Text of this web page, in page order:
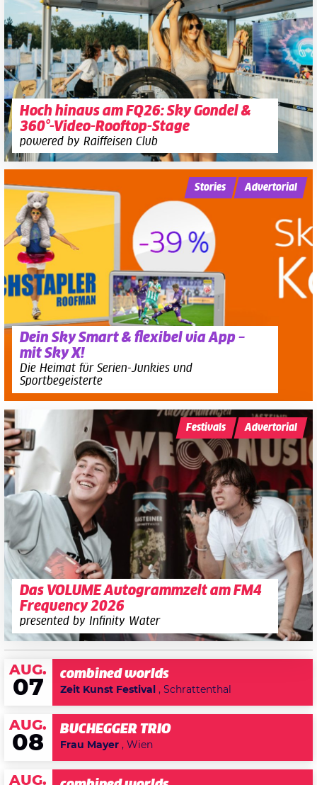
Hoch hinaus am FQ26: Sky Gondel &
360°-Video-Rooftop-Stage
powered by Raiffeisen Club
Dein Sky Smart & flexibel via App –
mit Sky X!
Die Heimat für Serien-Junkies und
Sportbegeisterte
Stories Advertorial
Das VOLUME Autogrammzelt am FM4
Frequency 2026
presented by Infinity Water
Festivals Advertorial
AUG.
07
combined worlds
Zeit Kunst Festival , Schrattenthal
AUG.
08
BUCHEGGER TRIO
Frau Mayer , Wien
AUG.